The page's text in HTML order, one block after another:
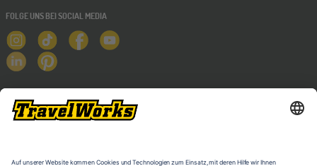
FOLGE UNS BEI SOCIAL MEDIA
NEWSLETTER